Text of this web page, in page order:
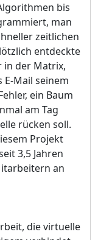
bis
man
zeitlichen
entdeckte
in der Matrix,
Mail seinem
ein Baum
am Tag
rücken soll.
Projekt
3,5 Jahren
an
die virtuelle